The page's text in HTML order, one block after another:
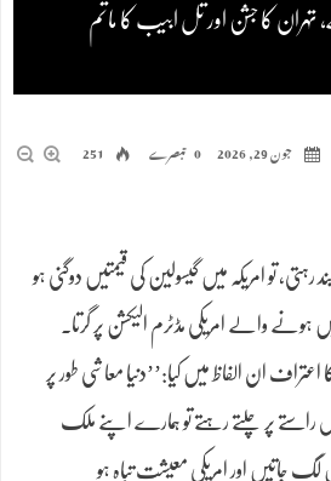
کا جشن اور تل ابیب کا ماتم
جون 29, 2026 0 تبصرے
251
رہتی، تو امریکہ میں گیسولین کی قیمتیں دوگنی ہو
ہونے والے امریکی مڈٹرم الیکشن پر گرتا۔
ان الفاظ میں کیا:’’دنیا معاشی طور پر
راستے پر چلتے رہتے تو ہمارے اپنے ملک
لگ جاتیں اور امریکی معیشت تباہ ہو